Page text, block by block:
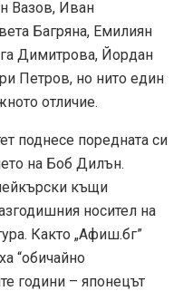
Вазов, Иван
Багряна, Емилиян
Димитрова, Йордан
Петров, но нито един
отличие.
поднесе поредната си
на Боб Дилън.
къщи
носител на
Както „Афиш.бг”
“обичайно
години – японецът